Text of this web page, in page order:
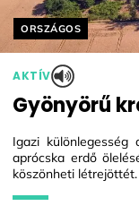
Helyszín címkék:
ORSZÁGOS
AKTÍV
Gyönyörű
Igazi
aprócska erdő
köszönheti létrejöttét.